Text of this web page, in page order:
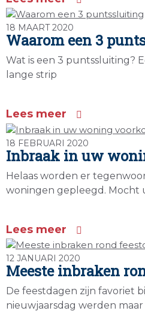
Waarom een 3
18 MAART 2020
Wat is een 3 puntssluiting?
lange strip
Lees meer
Inbraak in uw
18 FEBRUARI 2020
Helaas worden er
woningen gepleegd. Mocht
Lees meer
Meeste inbraken
12 JANUARI 2020
De feestdagen zijn favoriet
nieuwjaarsdag werden